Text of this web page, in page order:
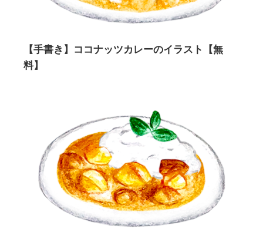
【手書き】ココナッツカレーのイラスト【無
料】